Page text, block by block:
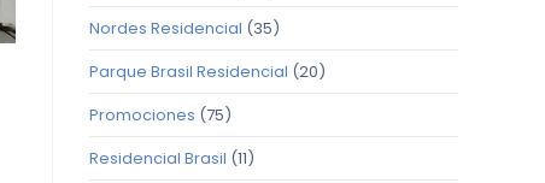
Nordes Residencial (35)
Parque Brasil Residencial (20)
Promociones (75)
Residencial Brasil (11)